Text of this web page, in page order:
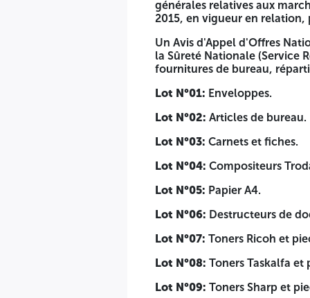
AVIS D'APPEL D'OFFRES
A l'application des dispositions des articles
l'Équipement d'Alger), ayant pour objet l'acquisition de
Compositeurs Trodatt 5460 Avec cassettes
Destructeurs de documents.
générales relatives aux
2015, en vigueur en
Un Avis d'Appel d'Offres
la Sûreté Nationale (Service
fournitures de bureau,
Lot N°01: Enveloppes.
Lot N°02: Articles de bureau.
Lot N°03: Carnets et fiches.
Lot N°04: Compositeurs
Lot N°05: Papier A4.
Lot N°06: Destructeurs de
Lot N°07: Toners Ricoh et
Lot N°08: Toners Taskalfa et
Lot N°09: Toners Sharp et